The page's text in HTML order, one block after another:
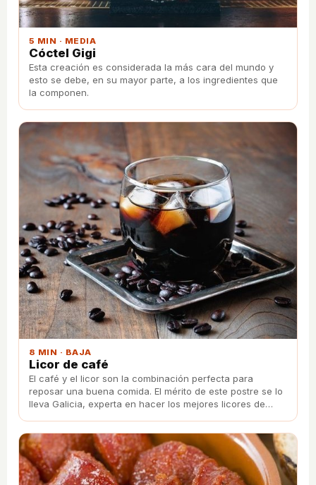
5 MIN · MEDIA
Cóctel Gigi
Esta creación es considerada la más cara del mundo y
esto se debe, en su mayor parte, a los ingredientes que
la componen.
8 MIN · BAJA
Licor de café
El café y el licor son la combinación perfecta para
reposar una buena comida. El mérito de este postre se lo
lleva Galicia, experta en hacer los mejores licores de